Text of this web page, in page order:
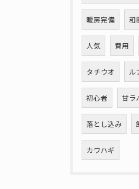
暖房完備 和
人気 費用
タチウオ ル
初心者 甘ラ
落とし込み
カワハギ